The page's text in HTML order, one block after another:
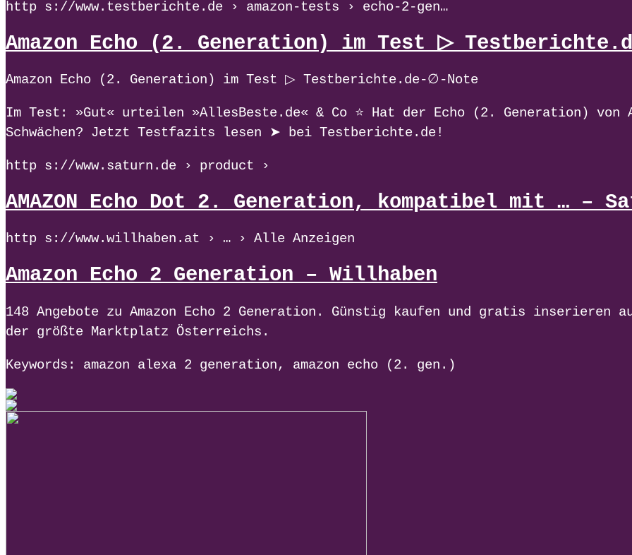
http s://www.testberichte.de › amazon-tests › echo-2-gen…
Amazon Echo (2. Generation) im Test ▷
Amazon Echo (2. Generation) im Test ▷ Testberichte.de-∅-Note
Im Test: »Gut« urteilen »AllesBeste.de« & Co ⭐ Hat der Echo (2. Generation) von
Schwächen? Jetzt Testfazits lesen ➤ bei Testberichte.de!
http s://www.saturn.de › product ›
AMAZON Echo Dot 2. Generation, kompatibel mit … –
http s://www.willhaben.at › … › Alle Anzeigen
Amazon Echo 2 Generation – Willhaben
148 Angebote zu Amazon Echo 2 Generation. Günstig kaufen und gratis inserieren
der größte Marktplatz Österreichs.
Keywords: amazon alexa 2 generation, amazon echo (2. gen.)